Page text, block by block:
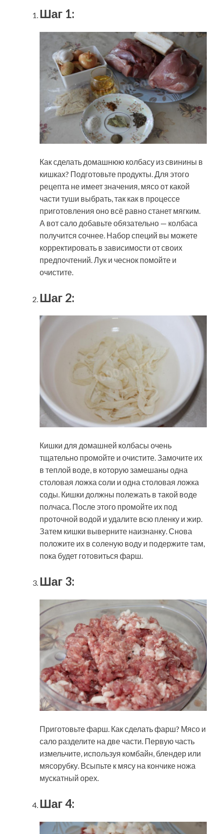
Шаг 1:
Как сделать домашнюю колбасу из свинины в
кишках? Подготовьте продукты. Для этого
рецепта не имеет значения, мясо от какой
части туши выбрать, так как в процессе
приготовления оно всё равно станет мягким.
А вот сало добавьте обязательно — колбаса
получится сочнее. Набор специй вы можете
корректировать в зависимости от своих
предпочтений. Лук и чеснок помойте и
очистите.
Шаг 2:
Кишки для домашней колбасы очень
тщательно промойте и очистите. Замочите их
в теплой воде, в которую замешаны одна
столовая ложка соли и одна столовая ложка
соды. Кишки должны полежать в такой воде
полчаса. После этого промойте их под
проточной водой и удалите всю пленку и жир.
Затем кишки выверните наизнанку. Снова
положите их в соленую воду и подержите там,
пока будет готовиться фарш.
Шаг 3:
Приготовьте фарш. Как сделать фарш? Мясо и
сало разделите на две части. Первую часть
измельчите, используя комбайн, блендер или
мясорубку. Всыпьте к мясу на кончике ножа
мускатный орех.
Шаг 4: